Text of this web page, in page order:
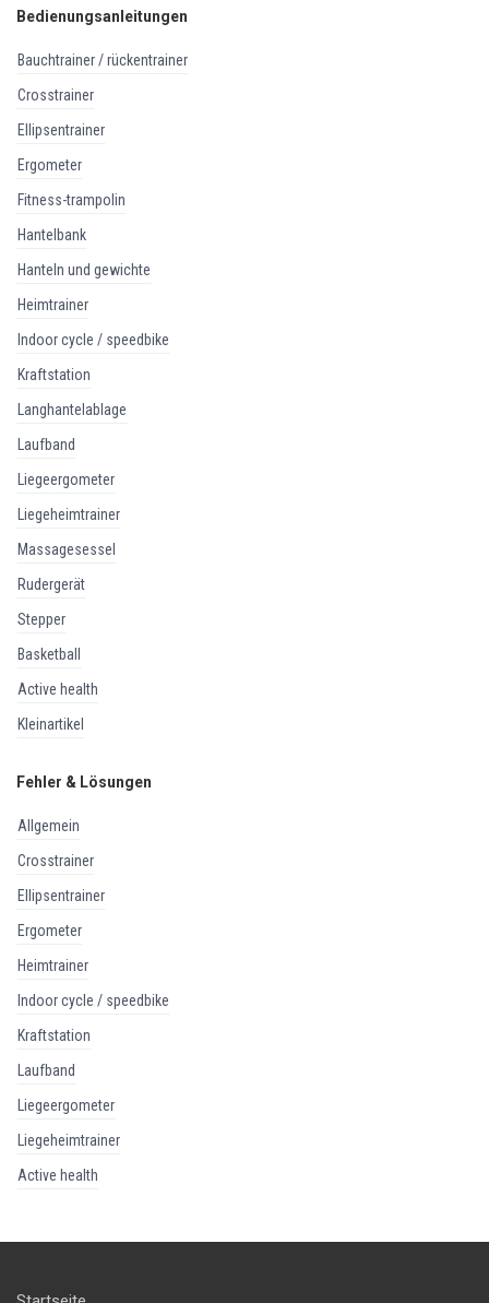
Bedienungsanleitungen
bauchtrainer / rückentrainer
crosstrainer
ellipsentrainer
ergometer
fitness-trampolin
hantelbank
hanteln und gewichte
heimtrainer
indoor cycle / speedbike
kraftstation
langhantelablage
laufband
liegeergometer
liegeheimtrainer
massagesessel
rudergerät
stepper
basketball
active health
kleinartikel
Fehler & Lösungen
allgemein
crosstrainer
ellipsentrainer
ergometer
heimtrainer
indoor cycle / speedbike
kraftstation
laufband
liegeergometer
liegeheimtrainer
active health